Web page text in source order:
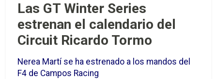
Las GT Winter Series
estrenan el calendario del
Circuit Ricardo Tormo
Nerea Martí se ha estrenado a los mandos del
F4 de Campos Racing